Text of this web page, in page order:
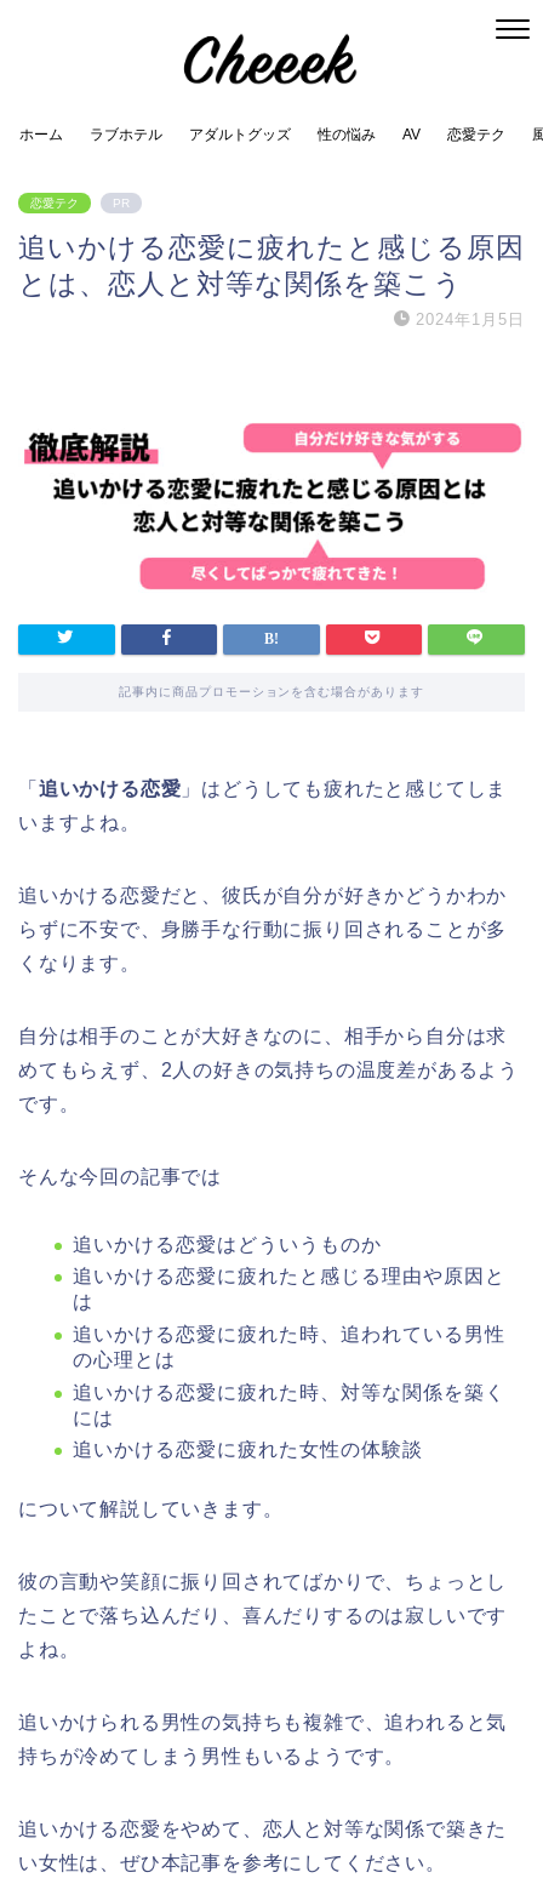
ホーム ラブホテル アダルトグッズ 性の悩み AV 恋愛テク
恋愛テク PR
追いかける恋愛に疲れたと感じる原因
とは、恋人と対等な関係を築こう
2024年1月5日
記事内に商品プロモーションを含む場合があります
「 追いかける恋愛 」はどうしても疲れたと感じてしま
いますよね。
追いかける恋愛だと、彼氏が自分が好きかどうかわか
らずに不安で、身勝手な行動に振り回されることが多
くなります。
自分は相手のことが大好きなのに、相手から自分は求
めてもらえず、2人の好きの気持ちの温度差があるよう
です。
そんな今回の記事では
追いかける恋愛はどういうものか
追いかける恋愛に疲れたと感じる理由や原因と
は
追いかける恋愛に疲れた時、追われている男性
の心理とは
追いかける恋愛に疲れた時、対等な関係を築く
には
追いかける恋愛に疲れた女性の体験談
について解説していきます。
彼の言動や笑顔に振り回されてばかりで、ちょっとし
たことで落ち込んだり、喜んだりするのは寂しいです
よね。
追いかけられる男性の気持ちも複雑で、追われると気
持ちが冷めてしまう男性もいるようです。
追いかける恋愛をやめて、恋人と対等な関係で築きた
い女性は、ぜひ本記事を参考にしてください。